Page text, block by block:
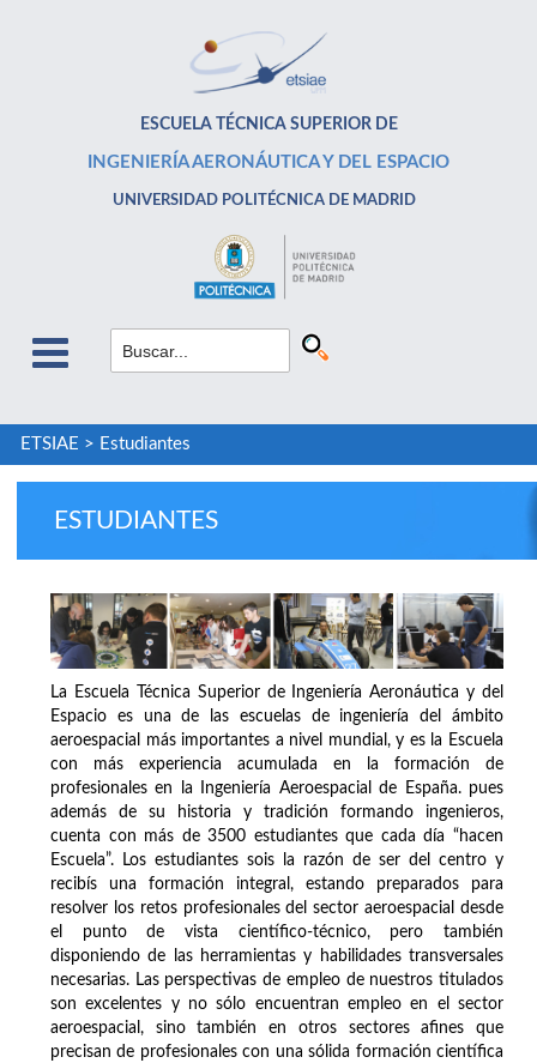
ESCUELA TÉCNICA SUPERIOR DE
INGENIERÍA AERONÁUTICA Y DEL ESPACIO
UNIVERSIDAD POLITÉCNICA DE MADRID
ETSIAE > Estudiantes
ESTUDIANTES
La Escuela Técnica Superior de Ingeniería Aeronáutica y del
Espacio es una de las escuelas de ingeniería del ámbito
aeroespacial más importantes a nivel mundial, y es la Escuela
con más experiencia acumulada en la formación de
profesionales en la Ingeniería Aeroespacial de España. pues
además de su historia y tradición formando ingenieros,
cuenta con más de 3500 estudiantes que cada día “hacen
Escuela”. Los estudiantes sois la razón de ser del centro y
recibís una formación integral, estando preparados para
resolver los retos profesionales del sector aeroespacial desde
el punto de vista científico-técnico, pero también
disponiendo de las herramientas y habilidades transversales
necesarias. Las perspectivas de empleo de nuestros titulados
son excelentes y no sólo encuentran empleo en el sector
aeroespacial, sino también en otros sectores afines que
precisan de profesionales con una sólida formación científica